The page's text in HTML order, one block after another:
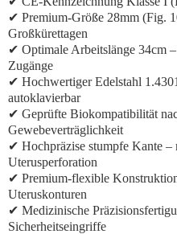
✔ Premium-Größe 28mm (Fig.
Großkürettagen
✔ Optimale Arbeitslänge 34cm
Zugänge
✔ Hochwertiger Edelstahl
autoklavierbar
✔ Geprüfte Biokompatibilität
Gewebeverträglichkeit
✔ Hochpräzise stumpfe Kante –
Uterusperforation
✔ Premium-flexible
Uteruskonturen
✔ Medizinische
Sicherheitseingriffe